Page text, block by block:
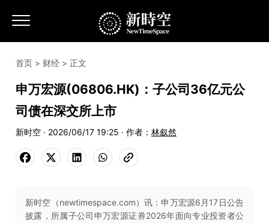
首页 > 财经 > 正文
申万宏源(06806.HK)：子公司36亿元公
司债在深交所上市
新时空 · 2026/06/17 19:25 · 作者： 林叙然
新时空（newtimespace.com）讯：申万宏源6月17日公告
披露，所属子公司申万宏源证券2026年面向专业投资者公